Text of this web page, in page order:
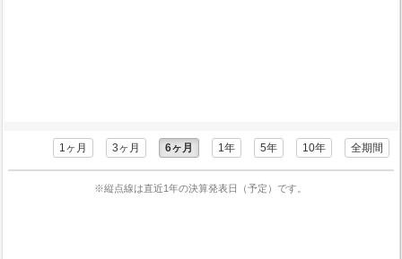
1ヶ月 3ヶ月 6ヶ月 1年 5年 10年 全期間
※縦点線は直近1年の決算発表日（予定）です。